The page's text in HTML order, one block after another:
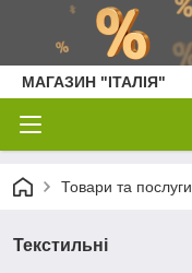
МАГАЗИН "ІТАЛІЯ"
Товари та послуги
Текстильні